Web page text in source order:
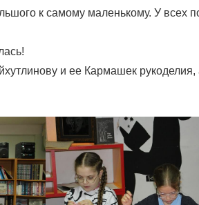
к самому маленькому. У всех
и ее Кармашек рукоделия,